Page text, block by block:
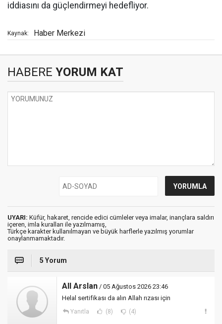
iddiasını da güçlendirmeyi hedefliyor.
Kaynak: Haber Merkezi
HABERE YORUM KAT
UYARI: Küfür, hakaret, rencide edici cümleler veya imalar, inançlara saldırı
içeren, imla kuralları ile yazılmamış,
Türkçe karakter kullanılmayan ve büyük harflerle yazılmış yorumlar
onaylanmamaktadır.
5 Yorum
All Arslan / 05 Ağustos 2026 23:46
Helal sertifikası da alın Allah rızası için
Yanıtla (8) (4)